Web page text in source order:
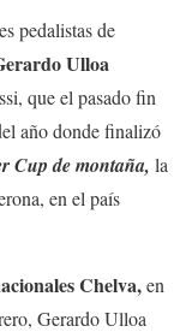
pedalistas de
Ulloa
que el pasado fin
año donde finalizó
Cup de montaña, la
en el país
Chelva,en
Gerardo Ulloa